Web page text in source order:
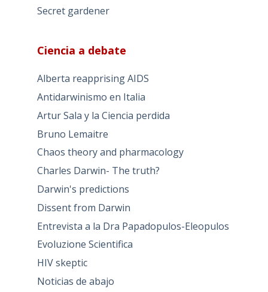
Secret gardener
Ciencia a debate
Alberta reapprising AIDS
Antidarwinismo en Italia
Artur Sala y la Ciencia perdida
Bruno Lemaitre
Chaos theory and pharmacology
Charles Darwin- The truth?
Darwin's predictions
Dissent from Darwin
Entrevista a la Dra Papadopulos-Eleopulos
Evoluzione Scientifica
HIV skeptic
Noticias de abajo